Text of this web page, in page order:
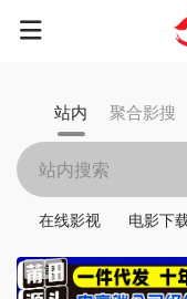
站内 聚合影搜
在线影视 电影下